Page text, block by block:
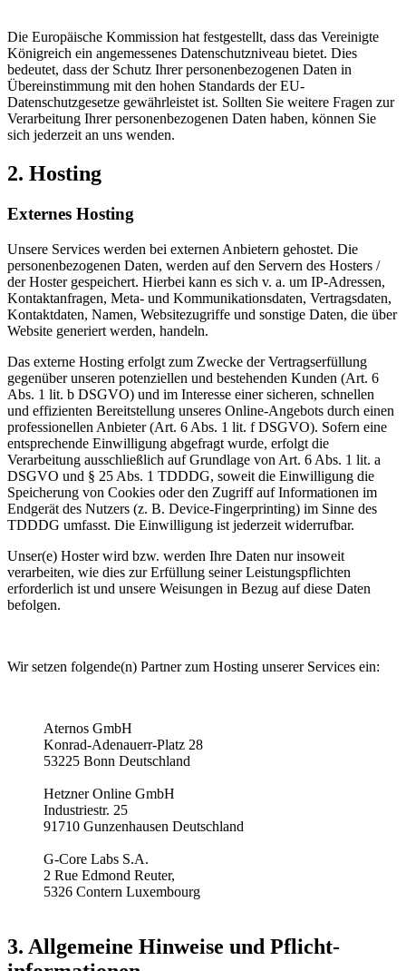
Die Europäische Kommission hat festgestellt, dass das Vereinigte
Königreich ein angemessenes Datenschutzniveau bietet. Dies
bedeutet, dass der Schutz Ihrer personenbezogenen Daten in
Übereinstimmung mit den hohen Standards der EU-
Datenschutzgesetze gewährleistet ist. Sollten Sie weitere Fragen zur
Verarbeitung Ihrer personenbezogenen Daten haben, können Sie
sich jederzeit an uns wenden.
2. Hosting
Externes Hosting
Unsere Services werden bei externen Anbietern gehostet. Die
personenbezogenen Daten, werden auf den Servern des Hosters /
der Hoster gespeichert. Hierbei kann es sich v. a. um IP-Adressen,
Kontaktanfragen, Meta- und Kommunikationsdaten, Vertragsdaten,
Kontaktdaten, Namen, Websitezugriffe und sonstige Daten, die über
Website generiert werden, handeln.
Das externe Hosting erfolgt zum Zwecke der Vertragserfüllung
gegenüber unseren potenziellen und bestehenden Kunden (Art. 6
Abs. 1 lit. b DSGVO) und im Interesse einer sicheren, schnellen
und effizienten Bereitstellung unseres Online-Angebots durch einen
professionellen Anbieter (Art. 6 Abs. 1 lit. f DSGVO). Sofern eine
entsprechende Einwilligung abgefragt wurde, erfolgt die
Verarbeitung ausschließlich auf Grundlage von Art. 6 Abs. 1 lit. a
DSGVO und § 25 Abs. 1 TDDDG, soweit die Einwilligung die
Speicherung von Cookies oder den Zugriff auf Informationen im
Endgerät des Nutzers (z. B. Device-Fingerprinting) im Sinne des
TDDDG umfasst. Die Einwilligung ist jederzeit widerrufbar.
Unser(e) Hoster wird bzw. werden Ihre Daten nur insoweit
verarbeiten, wie dies zur Erfüllung seiner Leistungspflichten
erforderlich ist und unsere Weisungen in Bezug auf diese Daten
befolgen.
Wir setzen folgende(n) Partner zum Hosting unserer Services ein:
Aternos GmbH
Konrad-Adenauerr-Platz 28
53225 Bonn Deutschland
Hetzner Online GmbH
Industriestr. 25
91710 Gunzenhausen Deutschland
G-Core Labs S.A.
2 Rue Edmond Reuter,
5326 Contern Luxembourg
3. Allgemeine Hinweise und Pflicht­